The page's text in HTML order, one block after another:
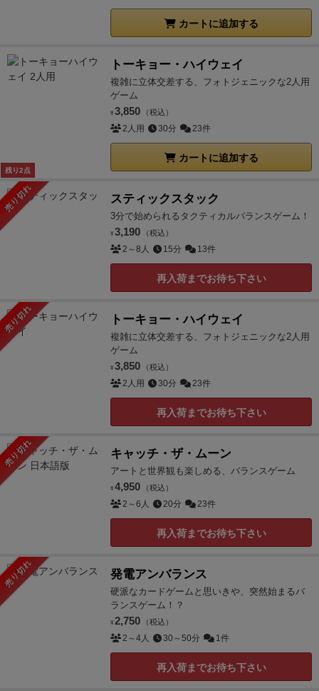
カートに追加する
残り2点
トーキョー・ハイウェイ
複雑に立体交差する、フォトジェニックな2人用
ゲーム
¥ 3,850 （税込）
2人用 30分 23件
カートに追加する
売り切れ スティックスタック
3分で始められるタクティカルバランスゲーム！
¥ 3,190 （税込）
2～8人 15分 13件
再入荷までお待ち下さい
売り切れ トーキョー・ハイウェイ
複雑に立体交差する、フォトジェニックな2人用
ゲーム
¥ 3,850 （税込）
2人用 30分 23件
再入荷までお待ち下さい
売り切れ キャッチ・ザ・ムーン
アートと世界観も楽しめる、バランスゲーム
¥ 4,950 （税込）
2～6人 20分 23件
再入荷までお待ち下さい
売り切れ 発電アンバランス
硬派なカードゲームと思いきや、突然始まるバ
ランスゲーム！？
¥ 2,750 （税込）
2～4人 30～50分 1件
再入荷までお待ち下さい